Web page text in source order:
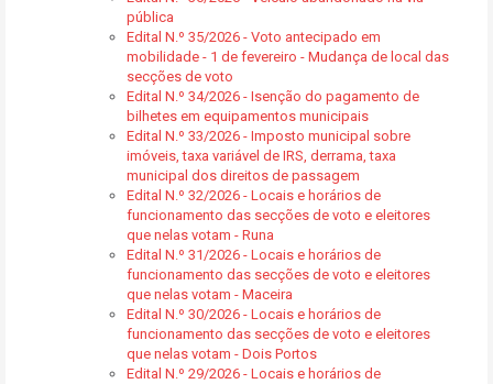
pública
Edital N.º 35/2026 - Voto antecipado em
mobilidade - 1 de fevereiro - Mudança de local das
secções de voto
Edital N.º 34/2026 - Isenção do pagamento de
bilhetes em equipamentos municipais
Edital N.º 33/2026 - Imposto municipal sobre
imóveis, taxa variável de IRS, derrama, taxa
municipal dos direitos de passagem
Edital N.º 32/2026 - Locais e horários de
funcionamento das secções de voto e eleitores
que nelas votam - Runa
Edital N.º 31/2026 - Locais e horários de
funcionamento das secções de voto e eleitores
que nelas votam - Maceira
Edital N.º 30/2026 - Locais e horários de
funcionamento das secções de voto e eleitores
que nelas votam - Dois Portos
Edital N.º 29/2026 - Locais e horários de